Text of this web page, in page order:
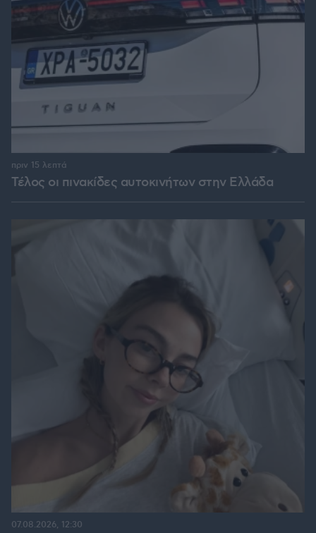
Τέλος οι πινακίδες αυτοκινήτων στην Ελλάδα
πριν 15 λεπτά
07.08.2026, 12:30